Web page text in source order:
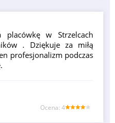
placówkę w Strzelcach
. Dziękuje za miłą
profesjonalizm podczas
Оcena: 4